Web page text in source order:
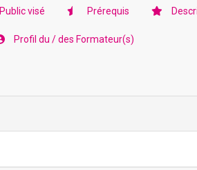
Public visé Prérequis
Profil du / des Formateur(s)